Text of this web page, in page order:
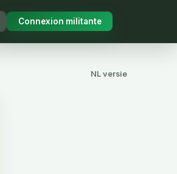
Connexion militante
NL versie